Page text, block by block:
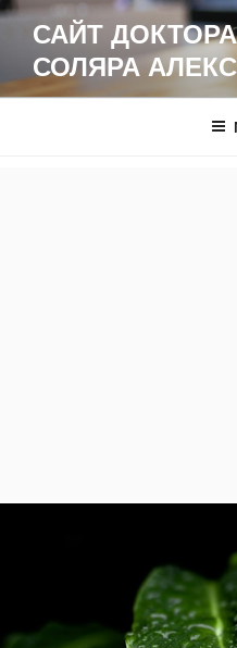
Перейти
содержимому
САЙТ
СОЛЯРА